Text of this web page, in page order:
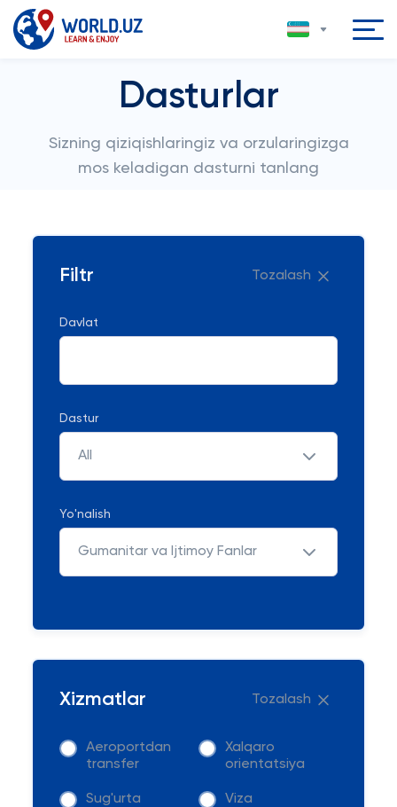
Dasturlar
Sizning qiziqishlaringiz va orzularingizga
mos keladigan dasturni tanlang
Filtr Tozalash
Davlat
Dastur
All
Yo'nalish
Gumanitar va Ijtimoy Fanlar
Xizmatlar Tozalash
Aeroportdan
transfer
Xalqaro
orientatsiya
Sug'urta Viza